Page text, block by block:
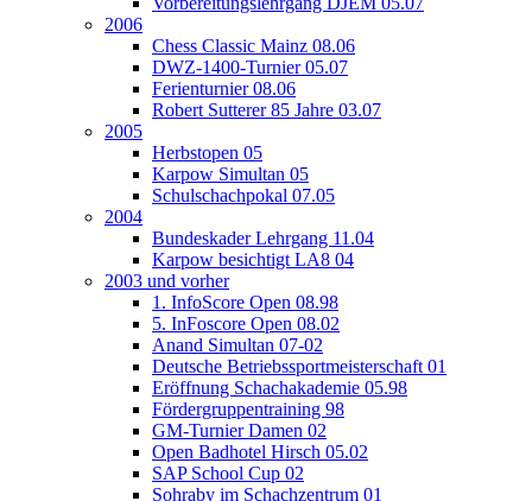
2006
Chess Classic Mainz 08.06
DWZ-1400-Turnier 05.07
Ferienturnier 08.06
Robert Sutterer 85 Jahre 03.07
2005
Herbstopen 05
Karpow Simultan 05
Schulschachpokal 07.05
2004
Bundeskader Lehrgang 11.04
Karpow besichtigt LA8 04
2003 und vorher
1. InfoScore Open 08.98
5. InFoscore Open 08.02
Anand Simultan 07-02
Deutsche Betriebssportmeisterschaft 01
Eröffnung Schachakademie 05.98
Fördergruppentraining 98
GM-Turnier Damen 02
Open Badhotel Hirsch 05.02
SAP School Cup 02
Sohraby im Schachzentrum 01